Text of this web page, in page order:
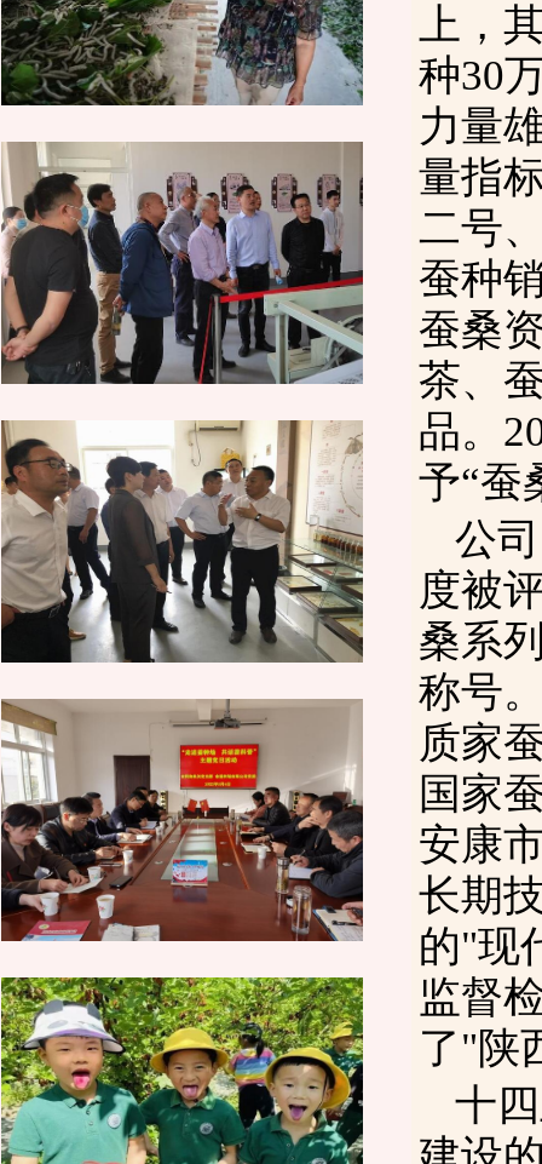
上，
种30
力量
量指
二号
蚕种
蚕桑
茶、
品。
予“蚕
公
度被
桑系
称号
质家
国家
安康
长期
的"现
监督
了"陕
十